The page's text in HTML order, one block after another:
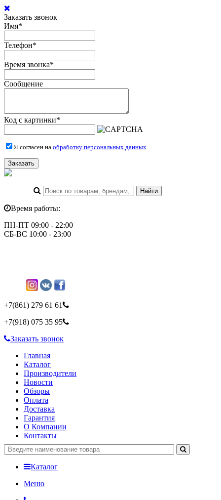
Заказать звонок
Имя*
Телефон*
Время звонка*
Сообщение
Код с картинки*
Я согласен на обработку персональных данных
Заказать
Время работы:
ПН-ПТ 09:00 - 22:00
СБ-ВС 10:00 - 23:00
+7(861) 279 61 61
+7(918) 075 35 95
Заказать звонок
Главная
Каталог
Производители
Новости
Обзоры
Оплата
Доставка
Гарантия
О Компании
Контакты
Каталог
Меню